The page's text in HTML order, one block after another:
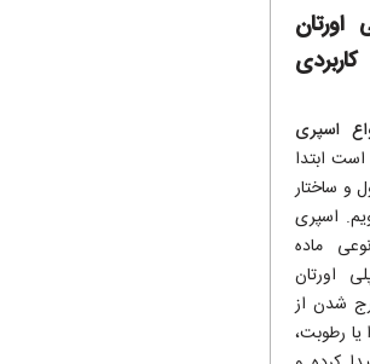
اسپری
است ابتدا
و ساختار
اسپری
ماده
اورتان
شدن از
رطوبت،